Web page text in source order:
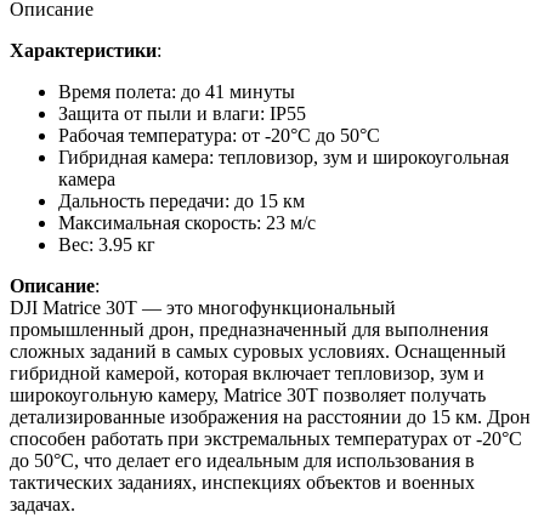
Описание
Характеристики:
Время полета: до 41 минуты
Защита от пыли и влаги: IP55
Рабочая температура: от -20°C до 50°C
Гибридная камера: тепловизор, зум и широкоугольная
камера
Дальность передачи: до 15 км
Максимальная скорость: 23 м/с
Вес: 3.95 кг
Описание:
DJI Matrice 30T — это многофункциональный
промышленный дрон, предназначенный для выполнения
сложных заданий в самых суровых условиях. Оснащенный
гибридной камерой, которая включает тепловизор, зум и
широкоугольную камеру, Matrice 30T позволяет получать
детализированные изображения на расстоянии до 15 км. Дрон
способен работать при экстремальных температурах от -20°C
до 50°C, что делает его идеальным для использования в
тактических заданиях, инспекциях объектов и военных
задачах.